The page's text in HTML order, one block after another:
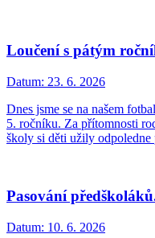
Loučení s pátým
Datum: 23. 6. 2026
Dnes jsme se na našem
5. ročníku. Za přítomnosti
školy si děti užily odpoledne
Pasování
Datum: 10. 6. 2026